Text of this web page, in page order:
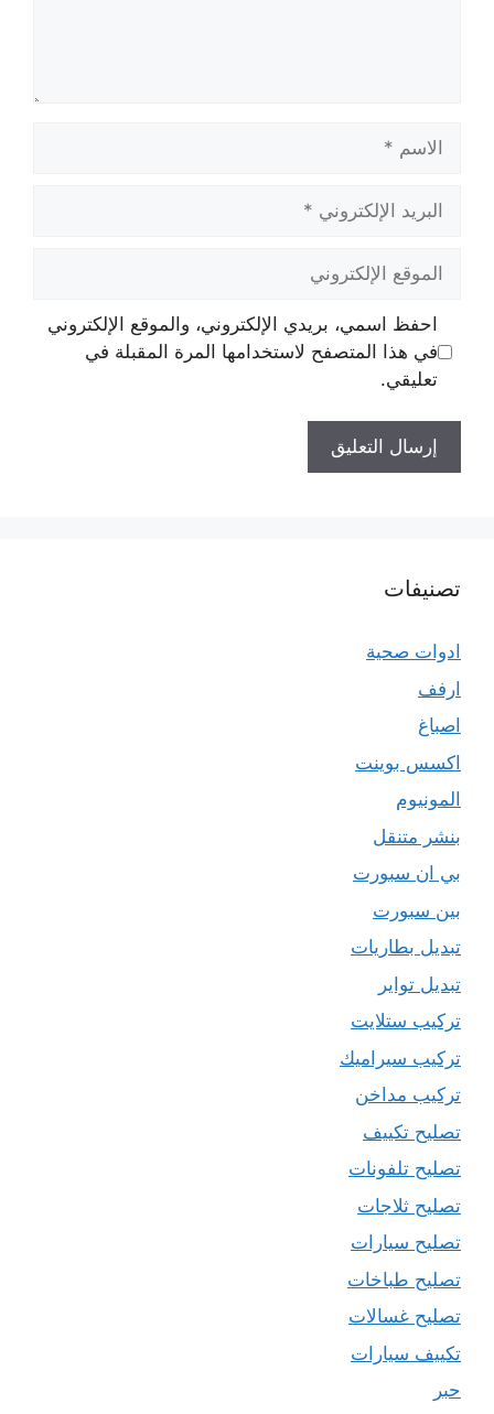
الإلكتروني
الإلكتروني
احفظ اسمي، بريدي الإلكتروني، والموقع الإلكتروني
في هذا المتصفح لاستخدامها المرة المقبلة في
تعليقي.
تصنيفات
ادوات صحية
ارفف
اصباغ
اكسس بوينت
المونيوم
بنشر متنقل
بي ان سبورت
بين سبورت
تبديل بطاريات
تبديل تواير
تركيب ستلايت
تركيب سيراميك
تركيب مداخن
تصليح تكييف
تصليح تلفونات
تصليح ثلاجات
تصليح سيارات
تصليح طباخات
تصليح غسالات
تكييف سيارات
حبر